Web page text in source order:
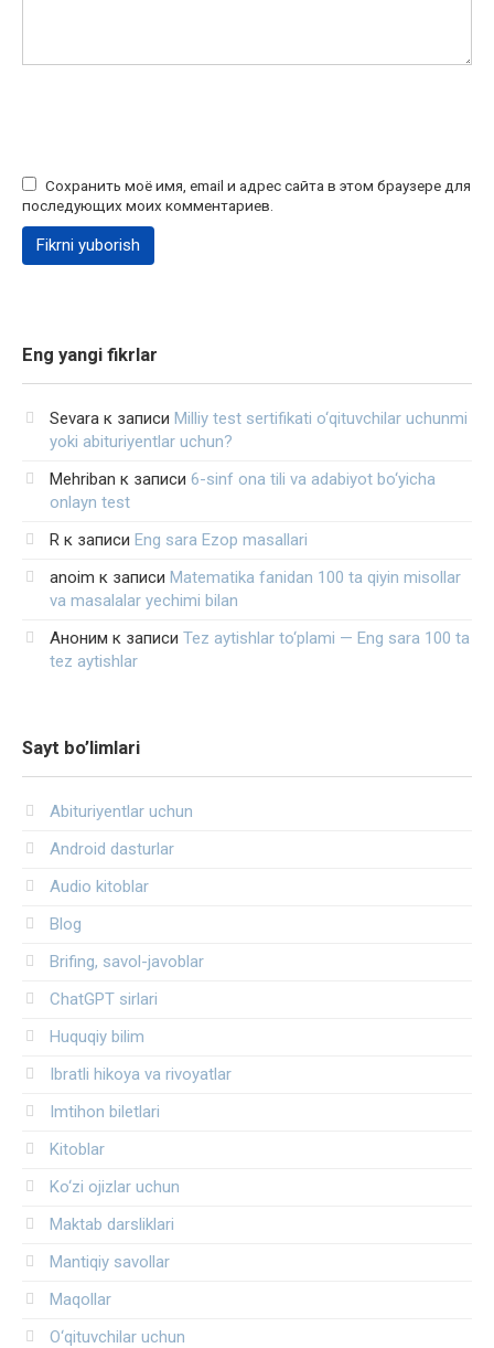
Сохранить моё имя, email и адрес сайта в этом браузере для
последующих моих комментариев.
Eng yangi fikrlar
Sevara к записи Milliy test sertifikati o‘qituvchilar uchunmi
yoki abituriyentlar uchun?
Mehriban к записи 6-sinf ona tili va adabiyot bo‘yicha
onlayn test
R к записи Eng sara Ezop masallari
anoim к записи Matematika fanidan 100 ta qiyin misollar
va masalalar yechimi bilan
Аноним к записи Tez aytishlar to‘plami — Eng sara 100 ta
tez aytishlar
Sayt bo’limlari
Abituriyentlar uchun
Android dasturlar
Audio kitoblar
Blog
Brifing, savol-javoblar
ChatGPT sirlari
Huquqiy bilim
Ibratli hikoya va rivoyatlar
Imtihon biletlari
Kitoblar
Ko‘zi ojizlar uchun
Maktab darsliklari
Mantiqiy savollar
Maqollar
O‘qituvchilar uchun